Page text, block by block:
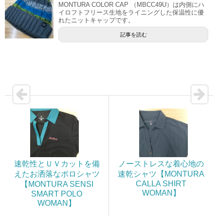
MONTURA COLOR CAP （MBCC49U）は内側にハ
イロフトフリース生地をライニングした保温性に優
れたニットキャップです。
記事を読む
速乾性とＵＶカットを備
えたお洒落なポロシャツ
【MONTURA SENSI
SMART POLO
WOMAN】
ノーストレスな着心地の
速乾シャツ【MONTURA
CALLA SHIRT
WOMAN】